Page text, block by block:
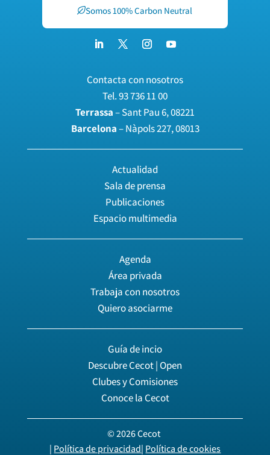
Somos 100% Carbon Neutral
Contacta con nosotros
Tel.93 736 11 00
Terrassa– Sant Pau 6, 08221
Barcelona– Nàpols 227, 08013
Actualidad
Sala de prensa
Publicaciones
Espacio multimedia
Agenda
Área privada
Trabaja con nosotros
Quiero asociarme
Guía de incio
Descubre Cecot | Open
Clubes y Comisiones
Conoce la Cecot
© 2026 Cecot
| Política de privacidad| Política de cookies